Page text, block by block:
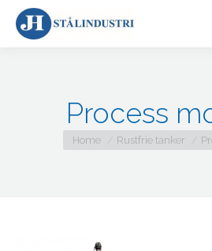
Process
You are here:
Home Rustfrie tanker